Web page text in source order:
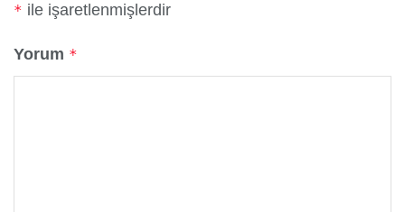
* ile işaretlenmişlerdir
Yorum *